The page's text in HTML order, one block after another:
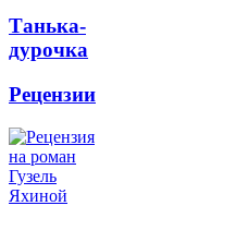
Танька-
дурочка
Рецензии